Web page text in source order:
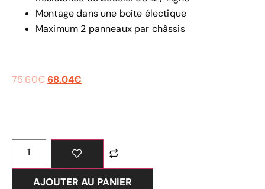
Montage dans une boîte électique
Maximum 2 panneaux par châssis
75.60€68.04€
AJOUTER AU PANIER